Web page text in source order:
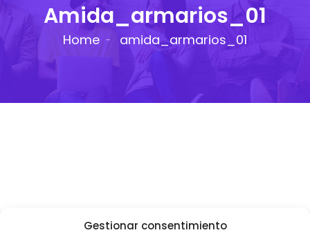
Gestionar consentimiento
Amida_armarios_01
Home amida_armarios_01